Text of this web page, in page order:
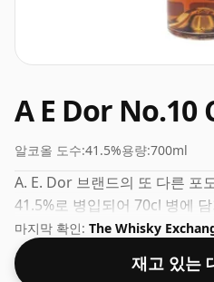
A E Dor No.10
알코올 도수:41.5%용량:700ml
A. E. Dor 브랜드의 또 다른 포
41.5%로 병입되어 70cl 병에
마지막 확인: The Whisky
재고 있는